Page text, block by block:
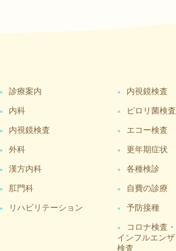
診療案内
内科
内視鏡検査
外科
漢方内科
肛門科
リハビリテーション
内視鏡検査
ピロリ菌検査
エコー検査
更年期症状
各種検診
自費の診療
予防接種
コロナ検査・
インフルエンザ
検査